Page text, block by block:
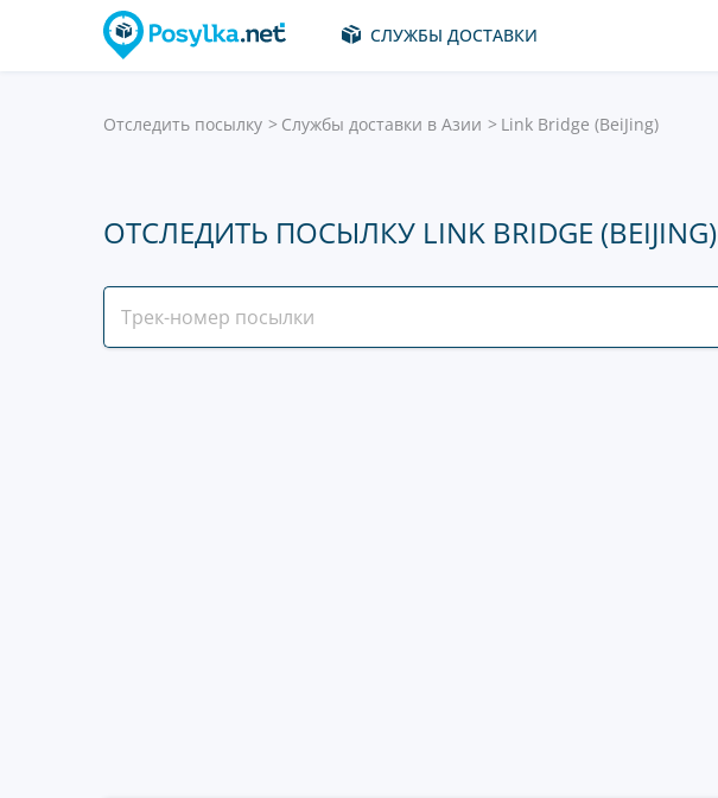
СЛУЖБЫ ДОСТАВКИ
Отследить посылку Службы доставки в Азии Link Bridge (BeiJing)
ОТСЛЕДИТЬ ПОСЫЛКУ LINK BRIDGE (BEIJING)